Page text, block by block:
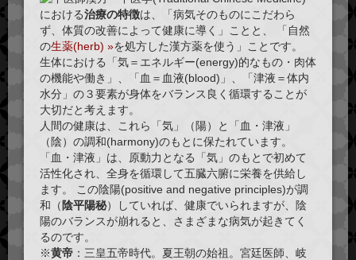
における治療の特徴は、「病気そのものにこだわら
ず、体質の改善によって健康に導く」ことと、 「自然
の生薬(herb) »を処方した漢方薬を使う」ことです。
生体における「気＝エネルギー(energy)的なもの・肉体
の機能や働き」、「血＝血液(blood)」、「津液＝体内
水分」の３要素が身体をバランス良く循環することが
大切だと考えます。
人間の健康は、これら
「気」（陽） と
「血・津液」
（陰） の調和(harmony)のもとに保たれています。
「血・津液」は、原動力となる「気」のもとで初めて
活性化され、全身を循環して五臓六腑に栄養を供給し
ます。 この陰陽(positive and negative principles)が調
和（陰平陽秘）していれば、健康でいられますが、陰
陽のバランスが崩れると、さまざまな病気が起きてく
るのです。
※黄帝 ：三皇五帝時代。夏王朝の始祖。宮廷医師、岐